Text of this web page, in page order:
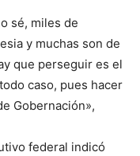
sé, miles de
y muchas son de
que perseguir es el
caso, pues hacer
Gobernación»,
federal indicó